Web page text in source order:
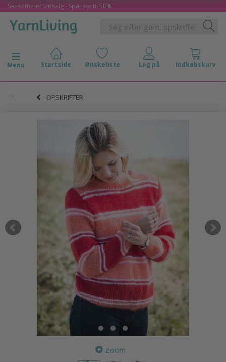
Sensommer Udsalg - Spar op til 50%
Skifte navigation
Menu
OPSKRIFTER
Zoom